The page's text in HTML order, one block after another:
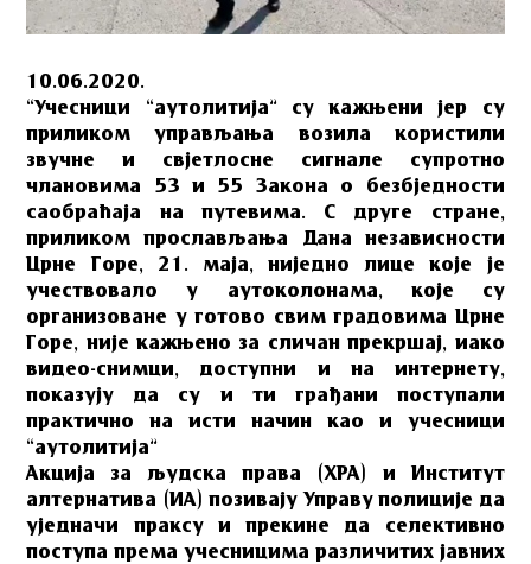
10.06.2020.
“Учесници “аутолитија” су кажњени јер су
приликом управљања возила користили
звучне и свјетлосне сигнале супротно
члановима 53 и 55 Закона о безбједности
саобраћаја на путевима. С друге стране,
приликом прослављања Дана независности
Црне Горе, 21. маја, ниједно лице које је
учествовало у аутоколонама, које су
организоване у готово свим градовима Црне
Горе, није кажњено за сличан прекршај, иако
видео-снимци, доступни и на интернету,
показују да су и ти грађани поступали
практично на исти начин као и учесници
“аутолитија”
Акција за људска права (ХРА) и Институт
алтернатива (ИА) позивају Управу полиције да
уједначи праксу и прекине да селективно
поступа према учесницима различитих јавних